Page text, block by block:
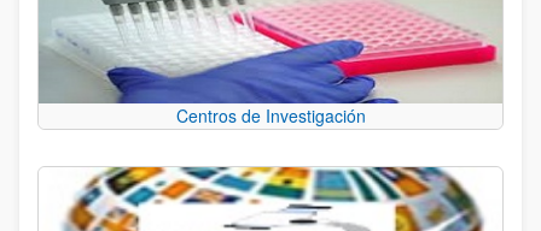
Centros de Investigación